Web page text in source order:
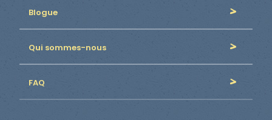
Blogue
Qui sommes-nous
FAQ